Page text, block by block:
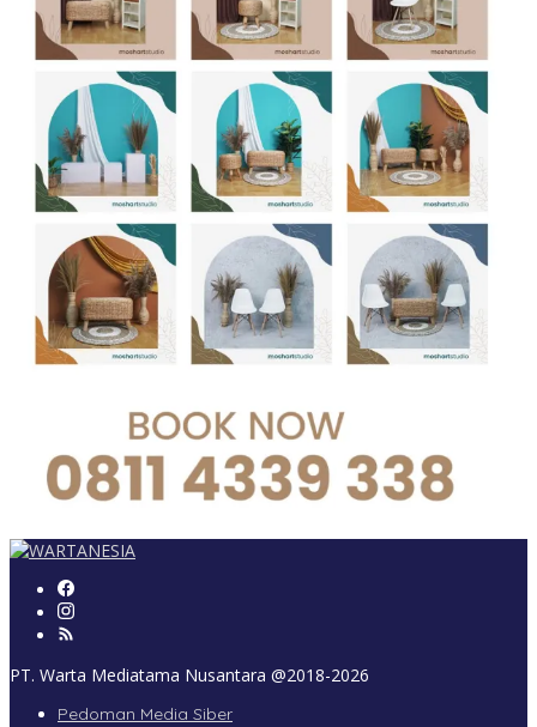
PT. Warta Mediatama Nusantara @2018-2026
Pedoman Media Siber